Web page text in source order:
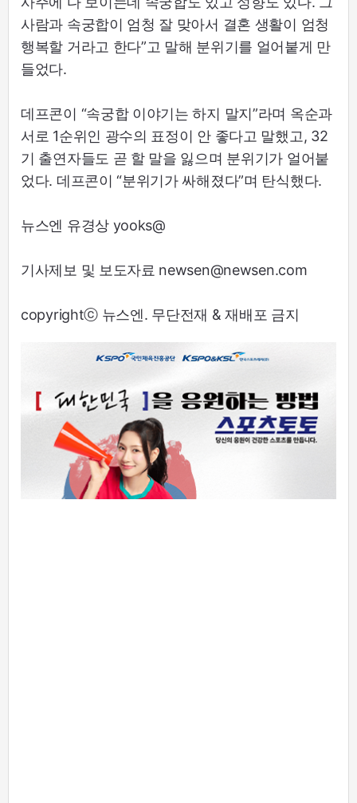
사람과 속궁합이 엄청 잘 맞아서 결혼 생활이 엄청
행복할 거라고 한다”고 말해 분위기를 얼어붙게 만
들었다.
데프콘이 “속궁합 이야기는 하지 말지”라며 옥순과
서로 1순위인 광수의 표정이 안 좋다고 말했고, 32
기 출연자들도 곧 할 말을 잃으며 분위기가 얼어붙
었다. 데프콘이 “분위기가 싸해졌다”며 탄식했다.
뉴스엔 유경상 yooks@
기사제보 및 보도자료 newsen@newsen.com
copyrightⓒ 뉴스엔. 무단전재 & 재배포 금지